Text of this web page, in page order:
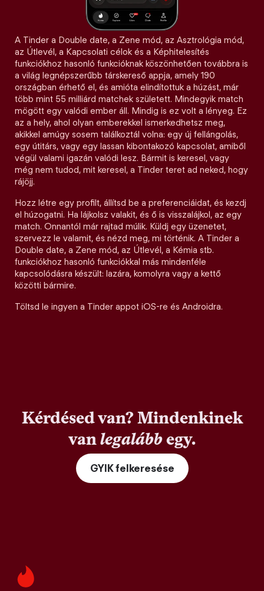
A Tinder a Double date, a Zene mód, az Asztrológia mód,
az Útlevél, a Kapcsolati célok és a Képhitelesítés
funkciókhoz hasonló funkcióknak köszönhetően továbbra is
a világ legnépszerűbb társkereső appja, amely 190
országban érhető el, és amióta elindítottuk a húzást, már
több mint 55 milliárd matchek született. Mindegyik match
mögött egy valódi ember áll. Mindig is ez volt a lényeg. Ez
az a hely, ahol olyan emberekkel ismerkedhetsz meg,
akikkel amúgy sosem találkoztál volna: egy új fellángolás,
egy útitárs, vagy egy lassan kibontakozó kapcsolat, amiből
végül valami igazán valódi lesz. Bármit is keresel, vagy
még nem tudod, mit keresel, a Tinder teret ad neked, hogy
rájöjj.
Hozz létre egy profilt, állítsd be a preferenciáidat, és kezdj
el húzogatni. Ha lájkolsz valakit, és ő is visszalájkol, az egy
match. Onnantól már rajtad múlik. Küldj egy üzenetet,
szervezz le valamit, és nézd meg, mi történik. A Tinder a
Double date, a Zene mód, az Útlevél, a Kémia stb.
funkciókhoz hasonló funkciókkal más mindenféle
kapcsolódásra készült: lazára, komolyra vagy a kettő
közötti bármire.
Töltsd le ingyen a Tinder appot iOS-re és Androidra.
Kérdésed van? Mindenkinek
vanlegalábbegy.
GYIK felkeresése